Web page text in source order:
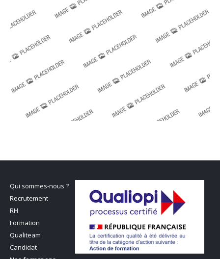
Qui sommes-nous ?
Recrutement
RH
Formation
Qualiteam
Candidat